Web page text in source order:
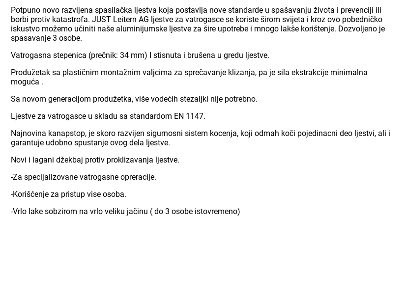
Potpuno novo razvijena spasilačka ljestva koja postavlja nove standarde u spašavanju života i prevenciji ili
borbi protiv katastrofa. JUST Leitern AG ljestve za vatrogasce se koriste širom svijeta i kroz ovo pobedničko
iskustvo možemo učiniti naše aluminijumske ljestve za šire upotrebe i mnogo lakše korištenje. Dozvoljeno je
spasavanje 3 osobe.
Vatrogasna stepenica (prečnik: 34 mm) I stisnuta i brušena u gredu ljestve.
Produžetak sa plastičnim montažnim valjcima za sprečavanje klizanja, pa je sila ekstrakcije minimalna
moguća .
Sa novom generacijom produžetka, više vodećih stezaljki nije potrebno.
Ljestve za vatrogasce u skladu sa standardom EN 1147.
Najnovina kanapstop, je skoro razvijen sigurnosni sistem kocenja, koji odmah koči pojedinacni deo ljestvi, ali i
garantuje udobno spustanje ovog dela ljestve.
Novi i lagani džekbaj protiv proklizavanja ljestve.
-Za specijalizovane vatrogasne opreracije.
-Korišćenje za pristup vise osoba.
-Vrlo lake sobzirom na vrlo veliku jačinu ( do 3 osobe istovremeno)